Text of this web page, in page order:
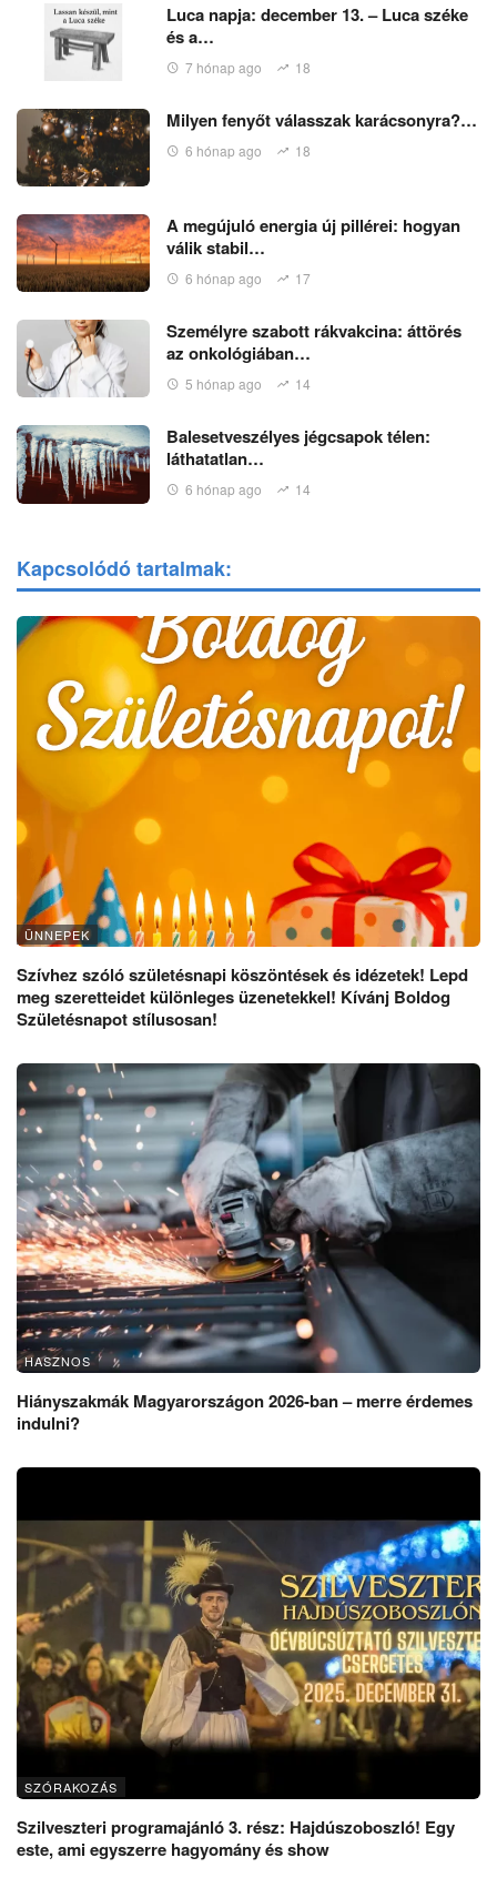
Luca napja: december 13. – Luca széke
és a…
7 hónap ago 18
Milyen fenyőt válasszak karácsonyra?…
6 hónap ago 18
A megújuló energia új pillérei: hogyan
válik stabil…
6 hónap ago 17
Személyre szabott rákvakcina: áttörés
az onkológiában…
5 hónap ago 14
Balesetveszélyes jégcsapok télen:
láthatatlan…
6 hónap ago 14
Kapcsolódó tartalmak:
ÜNNEPEK
Szívhez szóló születésnapi köszöntések és idézetek! Lepd
meg szeretteidet különleges üzenetekkel! Kívánj Boldog
Születésnapot stílusosan!
HASZNOS
Hiányszakmák Magyarországon 2026-ban – merre érdemes
indulni?
SZÓRAKOZÁS
Szilveszteri programajánló 3. rész: Hajdúszoboszló! Egy
este, ami egyszerre hagyomány és show